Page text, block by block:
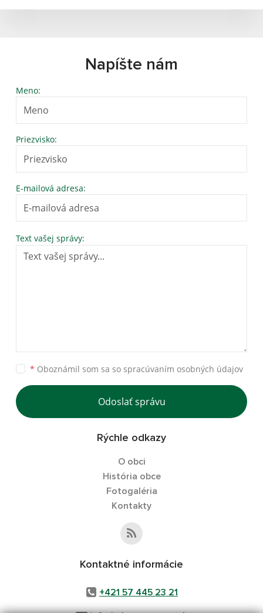
Napíšte nám
Meno:
Priezvisko:
E-mailová adresa:
Text vašej správy:
* Oboznámil som sa so spracúvaním osobných údajov
Odoslať správu
Rýchle odkazy
O obci
História obce
Fotogaléria
Kontakty
Kontaktné informácie
+421 57 445 23 21